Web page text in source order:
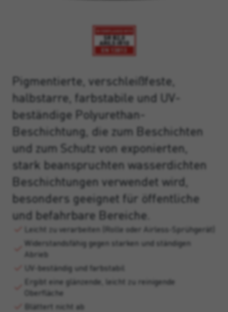
Pigmentierte, verschleißfeste,
halbstarre, farbstabile und UV-
beständige Polyurethan-
Beschichtung, die zum Beschichten
und zum Schutz von exponierten,
stark beanspruchten wasserdichten
Beschichtungen verwendet wird,
besonders geeignet für öffentliche
und befahrbare Bereiche.
Leicht zu verarbeiten (Rolle oder Airless-Sprühgerät)
Widerstandsfähig gegen starken und ständigen
Abrieb
UV-beständig und farbstabil
Ergibt eine glänzende, leicht zu reinigende
Oberfläche
Blättert nicht ab